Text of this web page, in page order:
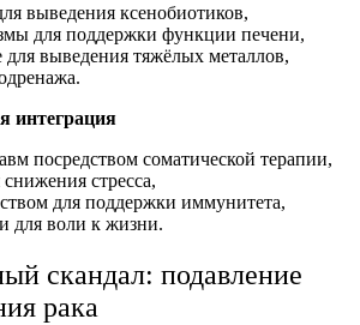
выведения ксенобиотиков,
для поддержки функции печени,
для выведения тяжёлых металлов,
интеграция
посредством соматической терапии,
стресса,
для поддержки иммунитета,
для воли к жизни.
скандал: подавление
рака